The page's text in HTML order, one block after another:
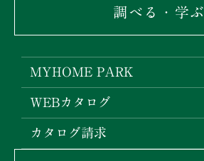
調べる・学ぶ
MYHOME PARK
WEBカタログ
カタログ請求